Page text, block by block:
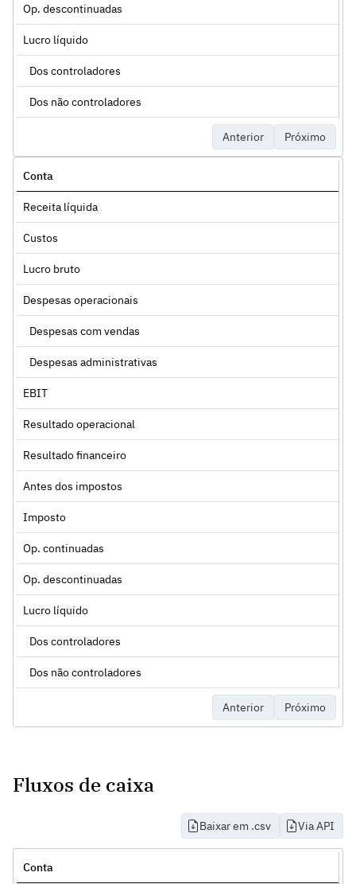
Op. descontinuadas
Lucro líquido
Dos controladores
Dos não controladores
Anterior Próximo
Conta
Receita líquida
Custos
Lucro bruto
Despesas operacionais
Despesas com vendas
Despesas administrativas
EBIT
Resultado operacional
Resultado financeiro
Antes dos impostos
Imposto
Op. continuadas
Op. descontinuadas
Lucro líquido
Dos controladores
Dos não controladores
Anterior Próximo
Fluxos de caixa
Baixar em .csv Via API
Conta